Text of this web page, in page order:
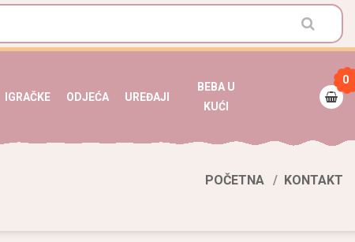
IGRAČKE ODJEĆA UREĐAJI
BEBA U
KUĆI
0
POČETNA KONTAKT